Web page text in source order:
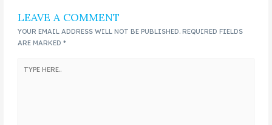
LEAVE A COMMENT
YOUR EMAIL ADDRESS WILL NOT BE PUBLISHED. REQUIRED FIELDS
ARE MARKED*